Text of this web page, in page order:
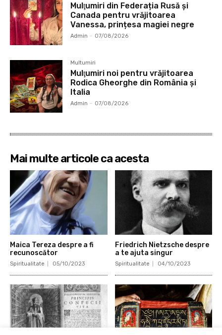
Mulţumiri din Federația Rusă și
Canada pentru vrăjitoarea
Vanessa, prințesa magiei negre
Admin - 07/08/2026
Multumiri
Mulţumiri noi pentru vrăjitoarea
Rodica Gheorghe din România și
Italia
Admin - 07/08/2026
Mai multe articole ca acesta
Maica Tereza despre a fi
recunoscător
Spiritualitate 05/10/2023
Friedrich Nietzsche despre
a te ajuta singur
Spiritualitate 04/10/2023